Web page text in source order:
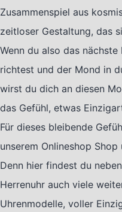
Zusammenspiel aus
zeitloser Gestaltung, das
Wenn du also das
richtest und der Mond in
wirst du dich an diesen
das Gefühl, etwas
Für dieses bleibende
unserem Onlineshop Shop
Denn hier findest du
Herrenuhr auch viele
Uhrenmodelle, voller